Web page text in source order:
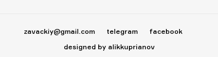
zavackiy@gmail.com telegram
facebook
designed by alikkuprianov